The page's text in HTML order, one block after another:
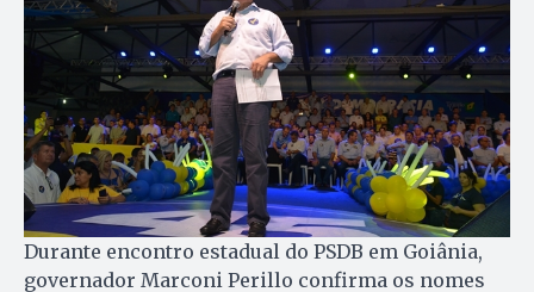
Durante encontro estadual do PSDB em Goiânia,
governador Marconi Perillo confirma os nomes